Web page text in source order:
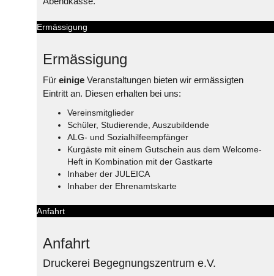
Ermässigung
Ermässigung
Für einige Veranstaltungen bieten wir ermässigten
Eintritt an. Diesen erhalten bei uns:
Vereinsmitglieder
Schüler, Studierende, Auszubildende
ALG- und Sozialhilfeempfänger
Kurgäste mit einem Gutschein aus dem Welcome-
Heft in Kombination mit der Gastkarte
Inhaber der JULEICA
Inhaber der Ehrenamtskarte
Anfahrt
Anfahrt
Druckerei Begegnungszentrum e.V.